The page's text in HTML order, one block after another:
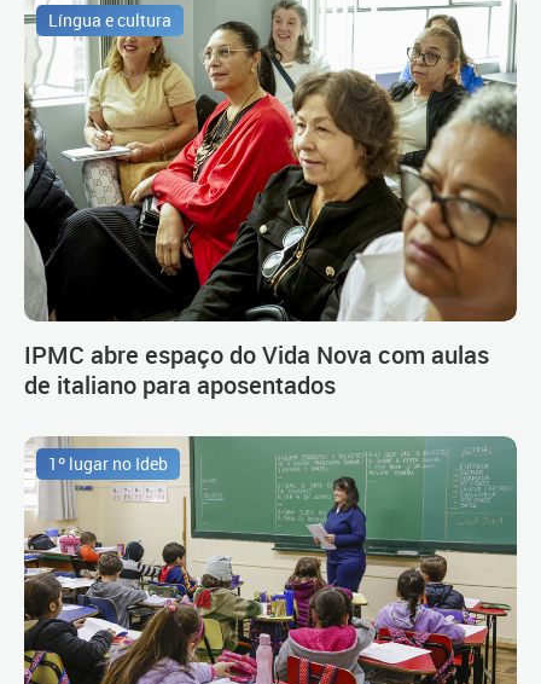
Língua e cultura
IPMC abre espaço do Vida Nova com aulas
de italiano para aposentados
1º lugar no Ideb